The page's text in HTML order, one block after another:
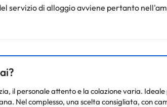
tariffe direttamente presso lo stabilimento.
sono soggette a modifiche da parte della
servizio di alloggio avviene pertanto
il personale attento e la colazione varia.
Nel complesso, una scelta consigliata, con